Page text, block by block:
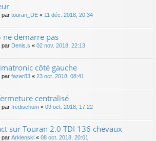
par touran_DE « 11 déc. 2018, 20:34
demarre pas
par Denis.s « 02 nov. 2018, 22:13
côté gauche
par fazer83 « 23 oct. 2018, 08:41
centralisé
par fredischum « 09 oct. 2018, 17:22
sur Touran 2.0 TDI 136 chevaux
par Arklenski « 08 oct. 2018, 20:01